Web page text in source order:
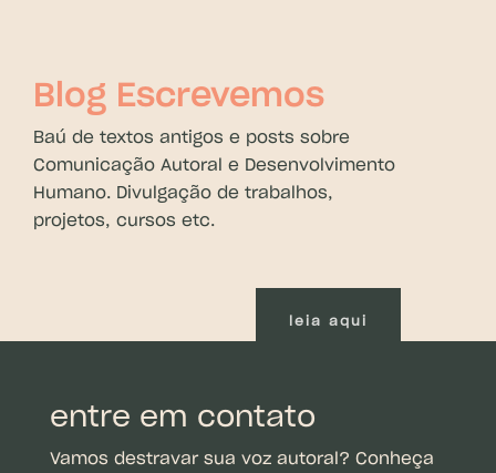
Blog Escrevemos
Baú de textos antigos e posts sobre
Comunicação Autoral e Desenvolvimento
Humano. Divulgação de trabalhos,
projetos, cursos etc.
leia aqui
entre em contato
Vamos destravar sua voz autoral? Conheça